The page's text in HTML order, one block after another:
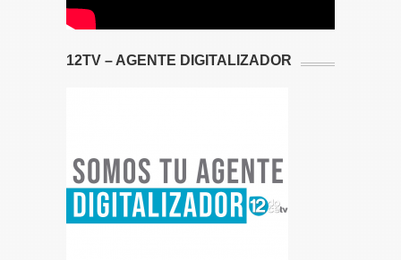
12TV – AGENTE DIGITALIZADOR